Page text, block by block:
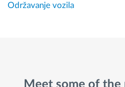
Održavanje vozila
Meet some of the